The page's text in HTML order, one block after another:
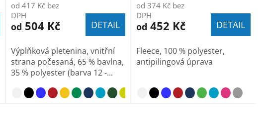
od 417 Kč bez
DPH
od 504 Kč DETAIL
Výplňková pletenina, vnitřní
strana počesaná, 65 % bavlna,
35 % polyester (barva 12 -...
světle šedý melír
od 374 Kč bez
DPH
od 452 Kč DETAIL
Fleece, 100 % polyester,
antipilingová úprava